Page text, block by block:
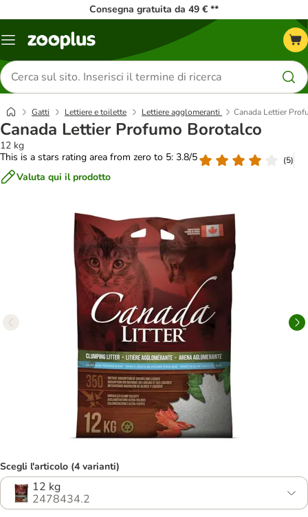
Consegna gratuita da 49 € **
Overview
Cerca
prodotti
Gatti Lettiere e toilette Lettiere agglomeranti Canada Lettier
Canada Lettier Profumo Borotalco
12 kg
This is a stars rating area from zero to 5: 3.8/5
(5)
Valuta qui il prodotto
Scegli l'articolo (4 varianti)
12 kg
2478434.2